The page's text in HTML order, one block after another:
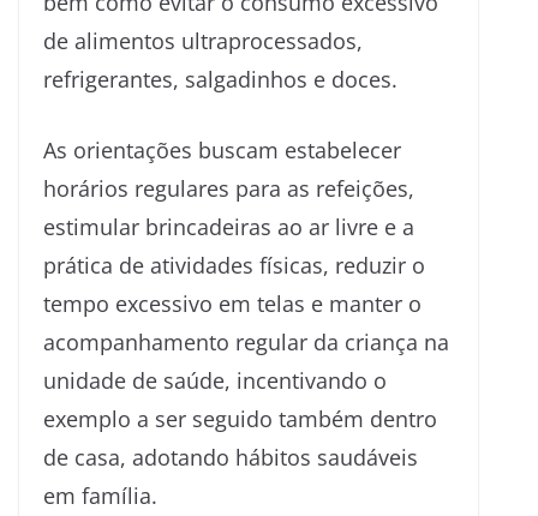
de alimentos ultraprocessados,
refrigerantes, salgadinhos e doces.
As orientações buscam estabelecer
horários regulares para as refeições,
estimular brincadeiras ao ar livre e a
prática de atividades físicas, reduzir o
tempo excessivo em telas e manter o
acompanhamento regular da criança na
unidade de saúde, incentivando o
exemplo a ser seguido também dentro
de casa, adotando hábitos saudáveis
em família.